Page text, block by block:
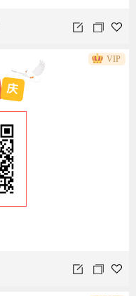
庆
VIP